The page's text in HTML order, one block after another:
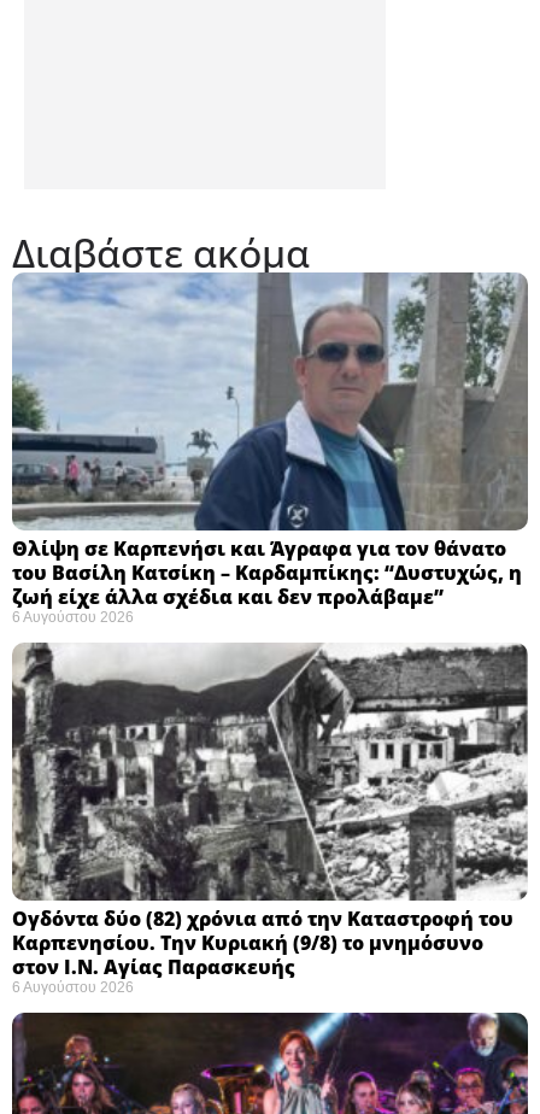
Διαβάστε ακόμα
Θλίψη σε Καρπενήσι και Άγραφα για τον θάνατο
του Βασίλη Κατσίκη – Καρδαμπίκης: “Δυστυχώς, η
ζωή είχε άλλα σχέδια και δεν προλάβαμε”
6 Αυγούστου 2026
Ογδόντα δύο (82) χρόνια από την Καταστροφή του
Καρπενησίου. Την Κυριακή (9/8) το μνημόσυνο
στον Ι.Ν. Αγίας Παρασκευής
6 Αυγούστου 2026